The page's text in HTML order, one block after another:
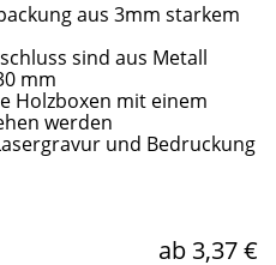
aus 3mm starkem
sind aus Metall
mm
Holzboxen mit einem
werden
und Bedruckung
ab 3,37 €